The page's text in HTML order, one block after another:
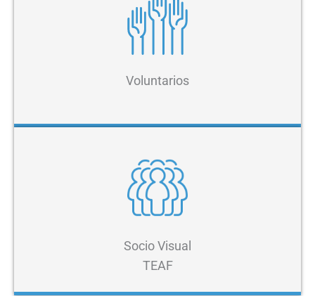
Voluntarios
Socio Visual
TEAF